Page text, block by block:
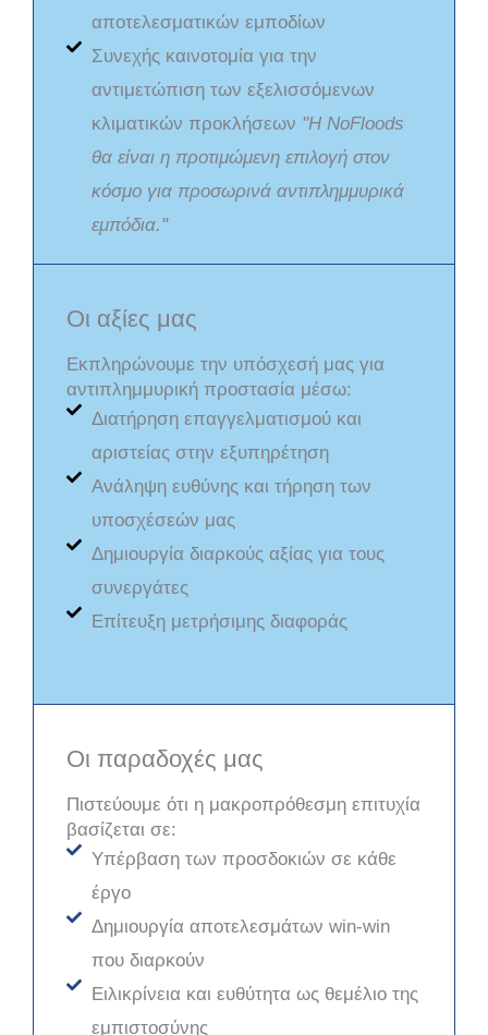
αποτελεσματικών εμποδίων
Συνεχής καινοτομία για την
αντιμετώπιση των εξελισσόμενων
κλιματικών προκλήσεων "Η NoFloods
θα είναι η προτιμώμενη επιλογή στον
κόσμο για προσωρινά αντιπλημμυρικά
εμπόδια."
Διατήρηση επαγγελματισμού και
αριστείας στην εξυπηρέτηση
Ανάληψη ευθύνης και τήρηση των
υποσχέσεών μας
Δημιουργία διαρκούς αξίας για τους
συνεργάτες
Επίτευξη μετρήσιμης διαφοράς
Οι αξίες μας
Εκπληρώνουμε την υπόσχεσή μας για
αντιπλημμυρική προστασία μέσω:
Οι παραδοχές μας
Πιστεύουμε ότι η μακροπρόθεσμη επιτυχία
βασίζεται σε:
Υπέρβαση των προσδοκιών σε κάθε
έργο
Δημιουργία αποτελεσμάτων win-win
που διαρκούν
Ειλικρίνεια και ευθύτητα ως θεμέλιο της
εμπιστοσύνης